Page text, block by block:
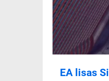
EA lisas